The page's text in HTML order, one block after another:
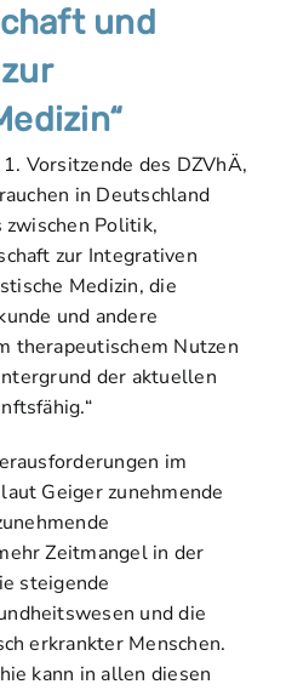
und
Vorsitzende des DZVhÄ,
in Deutschland
Politik,
zur Integrativen
Medizin, die
und andere
therapeutischem Nutzen
der aktuellen
im
Geiger zunehmende
Zeitmangel in der
steigende
und die
erkrankter Menschen.
kann in allen diesen